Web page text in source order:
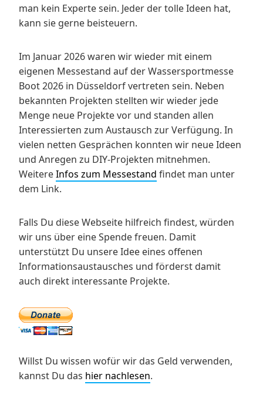
man kein Experte sein. Jeder der tolle Ideen hat,
kann sie gerne beisteuern.
Im Januar 2026 waren wir wieder mit einem
eigenen Messestand auf der Wassersportmesse
Boot 2026 in Düsseldorf vertreten sein. Neben
bekannten Projekten stellten wir wieder jede
Menge neue Projekte vor und standen allen
Interessierten zum Austausch zur Verfügung. In
vielen netten Gesprächen konnten wir neue Ideen
und Anregen zu DIY-Projekten mitnehmen.
WeitereInfos zum Messestand findet man unter
dem Link.
Falls Du diese Webseite hilfreich findest, würden
wir uns über eine Spende freuen. Damit
unterstützt Du unsere Idee eines offenen
Informationsaustausches und förderst damit
auch direkt interessante Projekte.
Willst Du wissen wofür wir das Geld verwenden,
kannst Du das hier nachlesen.